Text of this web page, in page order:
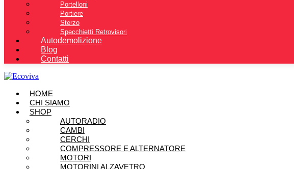
Portelloni
Portiere
Sterzo
Specchietti Retrovisori
Autodemolizione
Blog
Contatti
HOME
CHI SIAMO
SHOP
AUTORADIO
CAMBI
CERCHI
COMPRESSORE E ALTERNATORE
MOTORI
MOTORINI ALZAVETRO